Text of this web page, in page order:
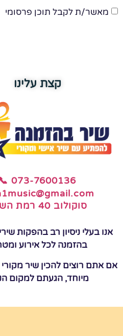
מאשר/ת לקבל תוכן פרסומי
קצת עלינו
📞 073-7600136
סוקולוב 40 רמת השרון
אנו בעלי ניסיון רב בהפקות
בהזמנה לכל אירוע
אם אתם רוצים להכין שיר
מיוחד, הגעתם למקום